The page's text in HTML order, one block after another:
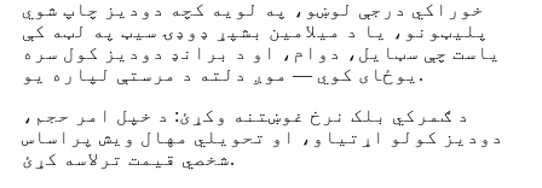
خوراکي درجې لوښو، په لویه کچه دودیز چاپ شوي
پلیټونو، یا د میلامین بشپړ ډوډۍ سیټ په لټه کې
یاست چې سټایل، دوام، او د برانډ دودیز کول سره
یوځای کوي — موږ دلته د مرستې لپاره یو.
د ګمرکي بلک نرخ غوښتنه وکړئ: د خپل امر حجم،
دودیز کولو اړتیاو، او تحویلي مهال ویش پراساس
شخصي قیمت ترلاسه کړئ.